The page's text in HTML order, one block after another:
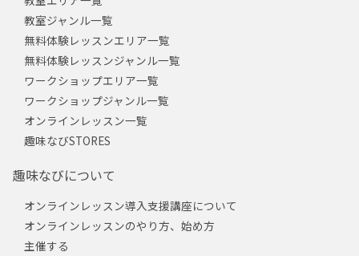
教室ジャンル一覧
無料体験レッスンエリア一覧
無料体験レッスンジャンル一覧
ワークショップエリア一覧
ワークショップジャンル一覧
オンラインレッスン一覧
趣味なびSTORES
趣味なびについて
オンラインレッスン導入支援講座について
オンラインレッスンのやり方、始め方
主催する